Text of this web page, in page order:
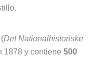
Det Nationalhistoriske
1878 y contiene 500